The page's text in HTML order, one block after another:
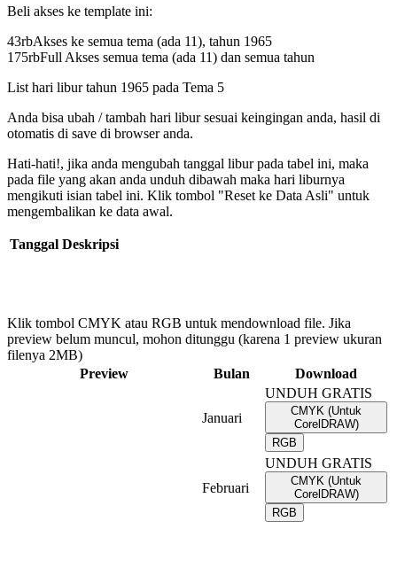
Beli akses ke template ini:
43rbAkses ke semua tema (ada 11), tahun 1965
175rbFull Akses semua tema (ada 11) dan semua tahun
List hari libur tahun 1965 pada Tema 5
Anda bisa ubah / tambah hari libur sesuai keingingan anda, hasil di
otomatis di save di browser anda.
Hati-hati!, jika anda mengubah tanggal libur pada tabel ini, maka
pada file yang akan anda unduh dibawah maka hari liburnya
mengikuti isian tabel ini. Klik tombol "Reset ke Data Asli" untuk
mengembalikan ke data awal.
Tanggal Deskripsi
Klik tombol CMYK atau RGB untuk mendownload file. Jika
preview belum muncul, mohon ditunggu (karena 1 preview ukuran
filenya 2MB)
Preview
Bulan Download
Januari
UNDUH GRATIS
CMYK (Untuk
CorelDRAW)
RGB
Februari
UNDUH GRATIS
CMYK (Untuk
CorelDRAW)
RGB